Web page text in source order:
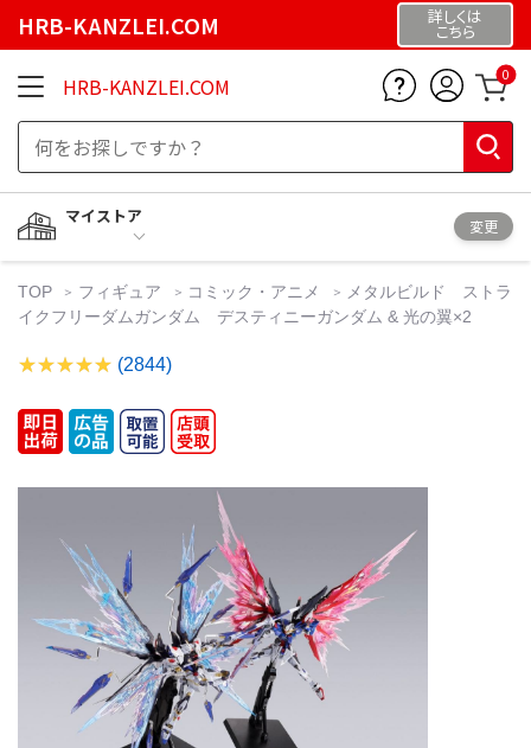
HRB-KANZLEI.COM 詳しくは
こちら
HRB-KANZLEI.COM 0
マイストア
変更
TOP フィギュア コミック・アニメ
メタルビルド ストラ
イクフリーダムガンダム デスティニーガンダム & 光の翼×2
(2844)